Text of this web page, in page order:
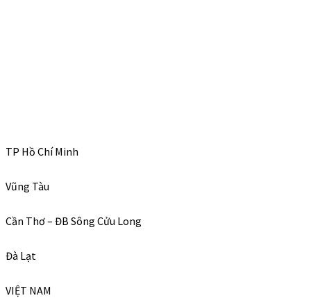
TP Hồ Chí Minh
Vũng Tàu
Cần Thơ – ĐB Sông Cửu Long
Đà Lạt
VIỆT NAM